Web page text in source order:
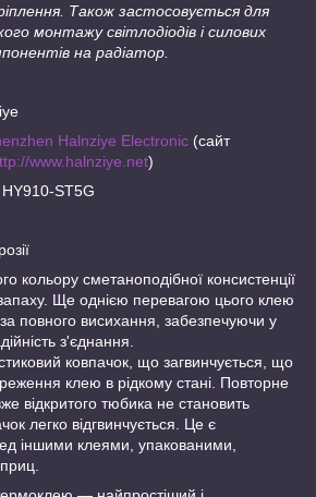
Також застосовується для
монтажу світлодіодів і силових
на радіатор.
Halnziye Electronic (сайт
www.halnziye.net)
ST5G
кольору сметаноподібної консистенції
Ще однією перевагою цього клею
за повного висихання, забезпечуючи у
з'єднання.
ковпачок, що загвинчується, що
клею в рідкому стані. Повторне
відкритого тюбика не становить
легко відгвинчується. Це є
іншими клеями, упакованими,